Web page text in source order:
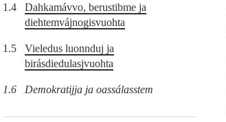
1.4
Dahkamávvo, berustibme ja
diehtemvájnogisvuohta
1.5
Vieledus luonnduj ja
birásdiedulasjvuohta
1.6 Demokratijja ja oassálasstem